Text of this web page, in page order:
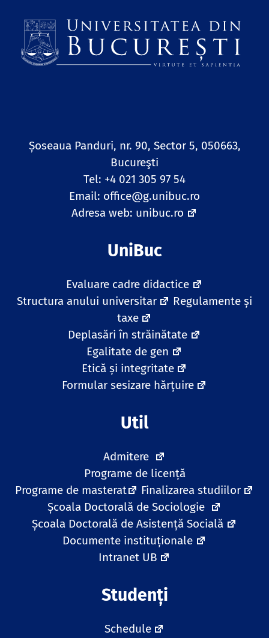
Șoseaua Panduri, nr. 90, Sector 5, 050663,
Bucureşti
Tel: +4 021 305 97 54
Email: office@g.unibuc.ro
Adresa web: unibuc.ro
UniBuc
Evaluare cadre didactice
Structura anului universitar
Regulamente și
taxe
Deplasări în străinătate
Egalitate de gen
Etică și integritate
Formular sesizare hărțuire
Util
Admitere
Programe de licență
Programe de masterat
Finalizarea studiilor
Școala Doctorală de Sociologie
Școala Doctorală de Asistență Socială
Documente instituționale
Intranet UB
Studenți
Schedule